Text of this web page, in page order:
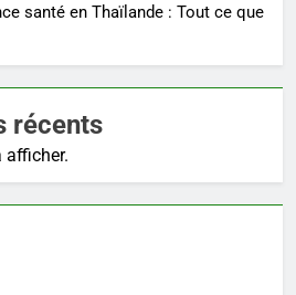
santé en Thaïlande : Tout ce que
récents
afficher.